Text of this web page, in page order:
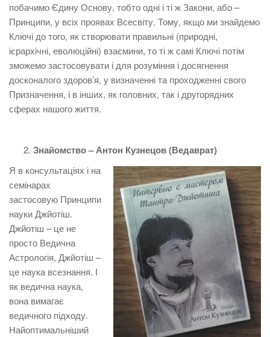
побачимо Єдину Основу, тобто одні і ті ж Закони, або –
Принципи, у всіх проявах Всесвіту. Тому, якщо ми знайдемо
Ключі до того, як створювати правильні (природні,
ієрархічні, еволюційні) взаємини, то ті ж самі Ключі потім
зможемо застосовувати і для розуміння і досягнення
досконалого здоров’я, у визначенні та проходженні свого
Призначення, і в інших, як головних, так і другорядних
сферах нашого життя.
Знайомство – Антон Кузнецов (Ведаврат)
Я в консультаціях і на
семінарах
застосовую Принципи
науки Джйотіш.
Джйотіш – це не
просто Ведична
Астрологія, Джйотіш –
це наука всезнання. І
як ведична наука,
вона вимагає
ведичного підходу.
Найоптимальніший